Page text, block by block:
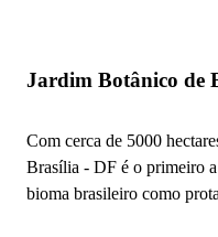
Jardim Botânico de
Com cerca de 5000
Brasília - DF é o primeiro
bioma brasileiro como